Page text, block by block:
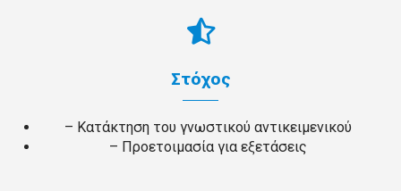
Στόχος
– Κατάκτηση του γνωστικού αντικειμενικού
– Προετοιμασία για εξετάσεις